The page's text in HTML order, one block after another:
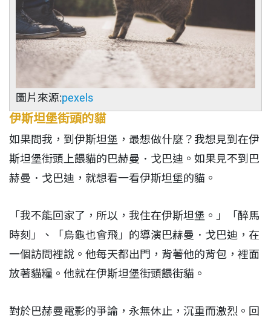
圖片來源:pexels
伊斯坦堡街頭的貓
如果問我，到伊斯坦堡，最想做什麼？我想見到在伊
斯坦堡街頭上餵貓的巴赫曼．戈巴迪。如果見不到巴
赫曼．戈巴迪，就想看一看伊斯坦堡的貓。
「我不能回家了，所以，我住在伊斯坦堡。」「醉馬
時刻」、「烏龜也會飛」的導演巴赫曼．戈巴迪，在
一個訪問裡說。他每天都出門，背著他的背包，裡面
放著貓糧。他就在伊斯坦堡街頭餵街貓。
對於巴赫曼電影的爭論，永無休止，沉重而激烈。回